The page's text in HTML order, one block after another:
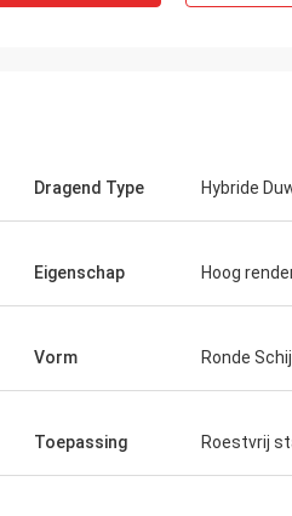
Dragend Type Hybride
Eigenschap Hoog
Vorm Ronde
Toepassing Roestvrij